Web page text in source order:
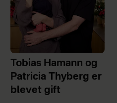
Tobias Hamann og
Patricia Thyberg er
blevet gift